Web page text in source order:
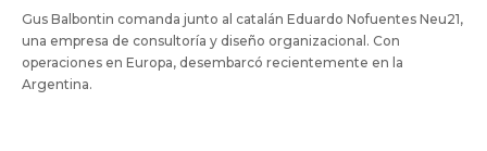
Gus Balbontin comanda junto al catalán Eduardo Nofuentes Neu21,
una empresa de consultoría y diseño organizacional. Con
operaciones en Europa, desembarcó recientemente en la
Argentina.